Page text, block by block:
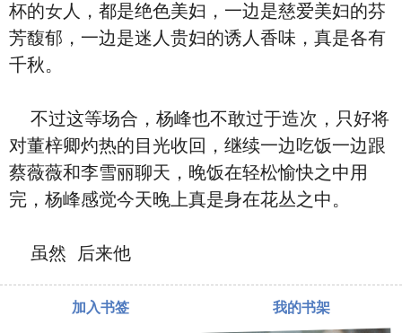
杯的女人，‮是都‬绝⾊美妇，一边是慈爱美妇的芬
芳馥郁，一边是迷人贵妇的诱人香味，真是各有
千秋。
不过这等场合，杨峰也不敢过于造次，只好将
对董梓卿灼热的目光收回，继续一边吃饭一边跟
蔡薇薇和李雪丽聊天，晚饭在轻松愉快之中用
完，杨峰感觉今天晚上真是⾝在花丛之中。
‮然虽‬ ‮来后‬他
加入书签 我的书架